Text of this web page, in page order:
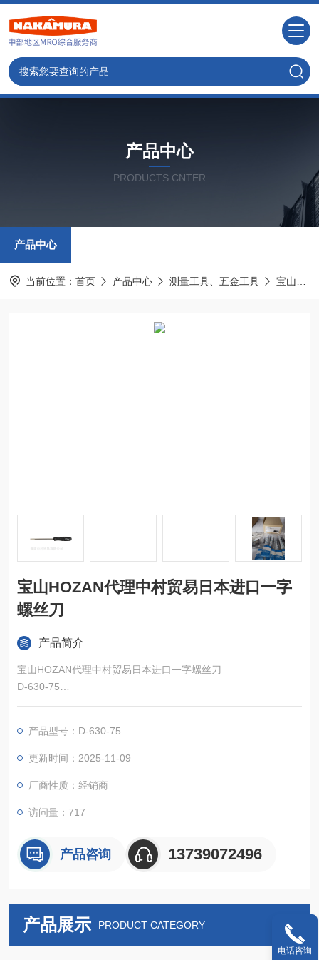
产品中心
PRODUCTS CNTER
产品中心
当前位置： 首页 产品中心 测量工具、五金工具 宝山HOZAN
宝山HOZAN代理中村贸易日本进口一字
螺丝刀
产品简介
宝山HOZAN代理中村贸易日本进口一字螺丝刀
D-630-75
精密螺丝刀，耐用，不易变形
产品型号：D-630-75
更新时间：2025-11-09
厂商性质：经销商
访问量：717
产品咨询 13739072496
产品展示 PRODUCT CATEGORY
电话咨询